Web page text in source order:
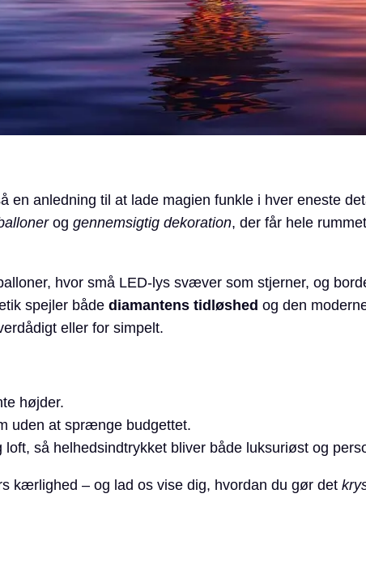
anledning til at lade magien funkle i hver eneste
og gennemsigtig dekoration, der får hele
hvor små LED-lys svæver som stjerner, og
spejler både diamantens tidløshed og den
eller for simpelt.
højder.
uden at sprænge budgettet.
så helhedsindtrykket bliver både luksuriøst og
kærlighed – og lad os vise dig, hvordan du gør det